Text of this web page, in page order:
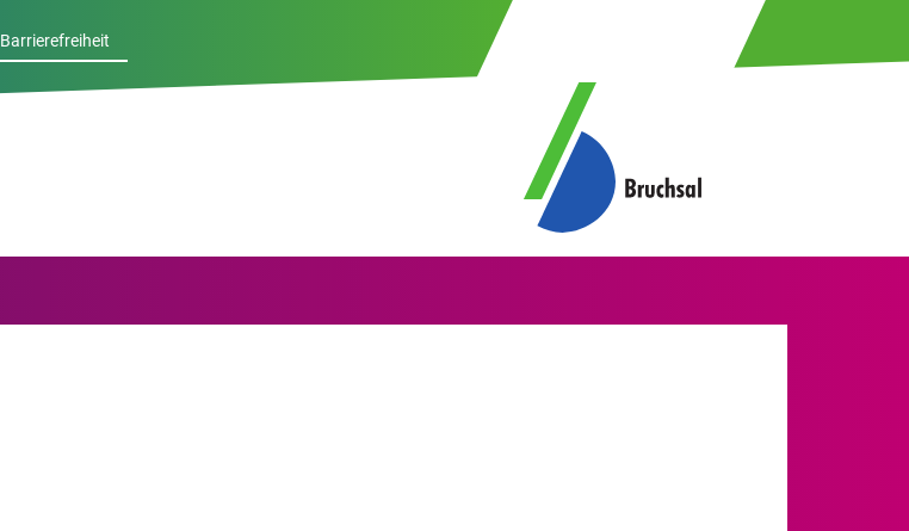
Barrierefreiheit